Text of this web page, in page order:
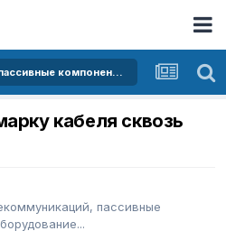
Монтаж телекоммуникаций, пассивные компоненты, Инструменты, оборудование...
кабеля сквозь
пассивные